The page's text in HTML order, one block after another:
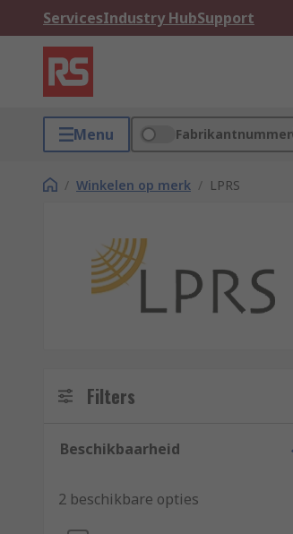
ServicesIndustry HubSupport
Menu Fabrikantnummer
/ Winkelen op merk / LPRS
Filters
Beschikbaarheid
2 beschikbare opties